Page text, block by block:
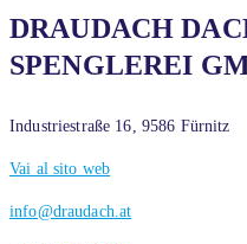
DRAUDACH
SPENGLEREI
Industriestraße 16, 9586 Fürnitz
Vai al sito web
info@draudach.at